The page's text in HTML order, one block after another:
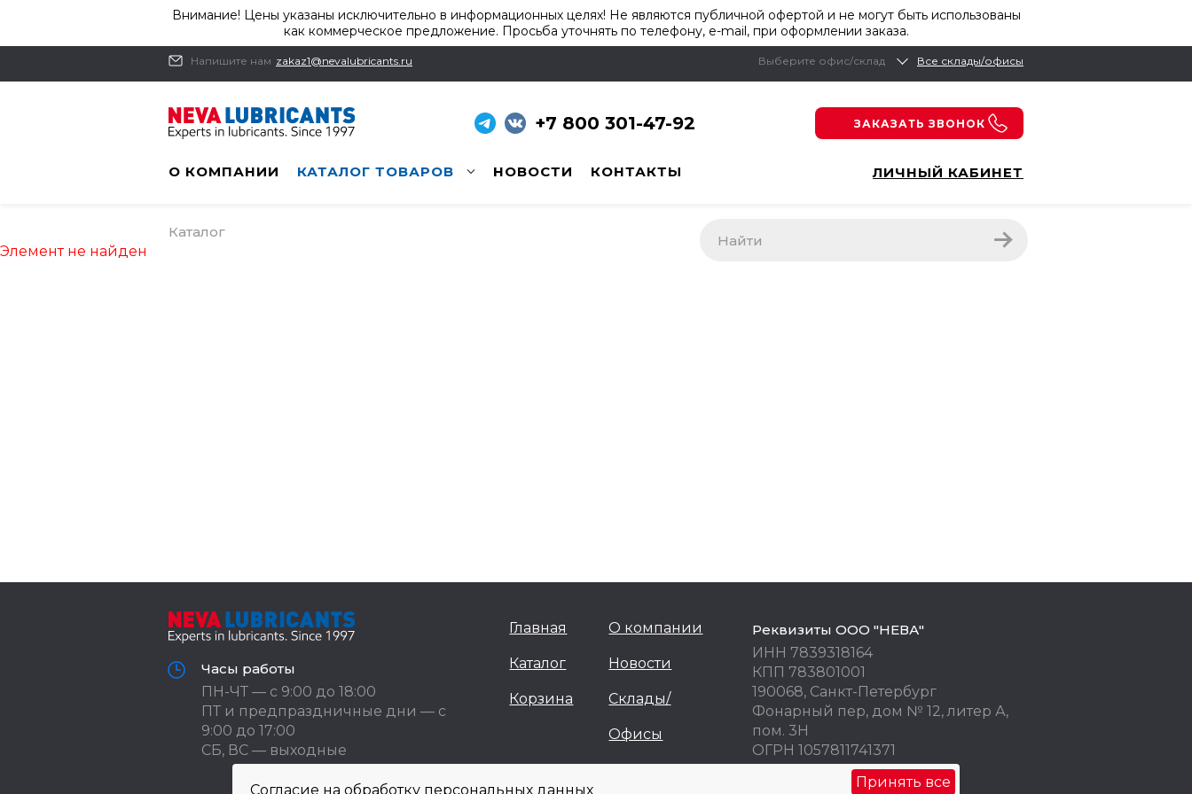
Согласие на обработку персональных данных Принять все
Внимание! Цены указаны исключительно в информационных целях! Не являются публичной офертой и не могут быть использованы
как коммерческое предложение. Просьба уточнять по телефону, e-mail, при оформлении заказа.
Напишите нам zakaz1@nevalubricants.ru Выберите офис/склад Все склады/офисы
+7 800 301-47-92 ЗАКАЗАТЬ ЗВОНОК
О КОМПАНИИ КАТАЛОГ ТОВАРОВ НОВОСТИ КОНТАКТЫ ЛИЧНЫЙ КАБИНЕТ
Каталог
Элемент не найден
Часы работы
ПН-ЧТ — с 9:00 до 18:00
ПТ и предпраздничные дни — с
9:00 до 17:00
СБ, ВС — выходные
Главная
Каталог
Корзина
О компании
Новости
Склады/
Офисы
Реквизиты ООО "НЕВА"
ИНН 7839318164
КПП 783801001
190068, Санкт-Петербург
Фонарный пер, дом № 12, литер А,
пом. 3Н
ОГРН 1057811741371
ОКПО 77676245